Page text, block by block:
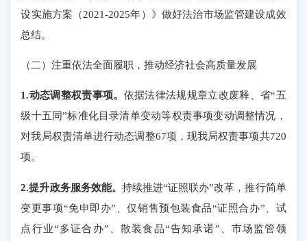
设实施方案（2021-2025年）》做好法治市场监管建设成效
总结。
（二）注重依法全面履职，推动经济社会高质量发展
1.动态调整权责事项。 依据法律法规规章立改废释、省“五
级十五同”标准化目录清单变动等权责事项变动调整情况，
对我局权责清单进行动态调整67项，现我局权责事项共720
项。
2.提升政务服务效能。 持续推进“证照联办”改革，推行简单
变更事项“免申即办”、仅销售预包装食品“证照合办”、试
点行业“多证合办”、散装食品“告知承诺”、市场监管领